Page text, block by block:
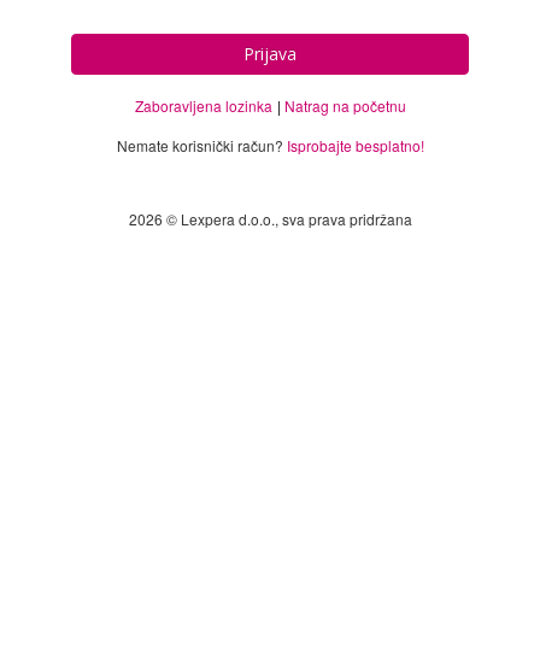
Prijava
Zaboravljena lozinka
Natrag na početnu
Nemate korisnički račun? Isprobajte besplatno!
2026 © Lexpera d.o.o., sva prava pridržana